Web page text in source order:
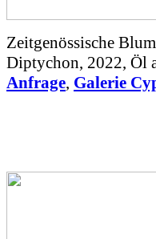
Zeitgenössische
Diptychon, 2022, Öl
Anfrage, Galerie